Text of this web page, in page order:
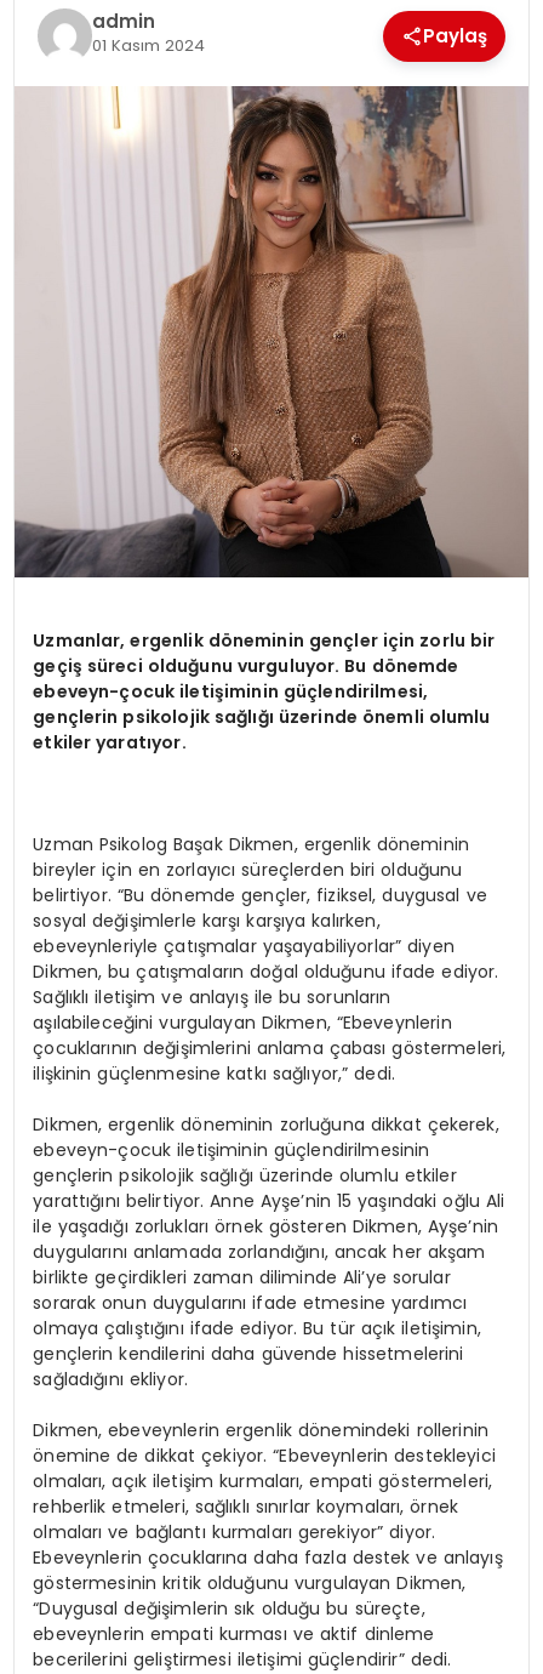
admin
01 Kasım 2024 Paylaş
Uzmanlar, ergenlik döneminin gençler için zorlu bir
geçiş süreci olduğunu vurguluyor. Bu dönemde
ebeveyn-çocuk iletişiminin güçlendirilmesi,
gençlerin psikolojik sağlığı üzerinde önemli olumlu
etkiler yaratıyor.
Uzman Psikolog Başak Dikmen, ergenlik döneminin
bireyler için en zorlayıcı süreçlerden biri olduğunu
belirtiyor. “Bu dönemde gençler, fiziksel, duygusal ve
sosyal değişimlerle karşı karşıya kalırken,
ebeveynleriyle çatışmalar yaşayabiliyorlar” diyen
Dikmen, bu çatışmaların doğal olduğunu ifade ediyor.
Sağlıklı iletişim ve anlayış ile bu sorunların
aşılabileceğini vurgulayan Dikmen, “Ebeveynlerin
çocuklarının değişimlerini anlama çabası göstermeleri,
ilişkinin güçlenmesine katkı sağlıyor,” dedi.
Dikmen, ergenlik döneminin zorluğuna dikkat çekerek,
ebeveyn-çocuk iletişiminin güçlendirilmesinin
gençlerin psikolojik sağlığı üzerinde olumlu etkiler
yarattığını belirtiyor. Anne Ayşe’nin 15 yaşındaki oğlu Ali
ile yaşadığı zorlukları örnek gösteren Dikmen, Ayşe’nin
duygularını anlamada zorlandığını, ancak her akşam
birlikte geçirdikleri zaman diliminde Ali’ye sorular
sorarak onun duygularını ifade etmesine yardımcı
olmaya çalıştığını ifade ediyor. Bu tür açık iletişimin,
gençlerin kendilerini daha güvende hissetmelerini
sağladığını ekliyor.
Dikmen, ebeveynlerin ergenlik dönemindeki rollerinin
önemine de dikkat çekiyor. “Ebeveynlerin destekleyici
olmaları, açık iletişim kurmaları, empati göstermeleri,
rehberlik etmeleri, sağlıklı sınırlar koymaları, örnek
olmaları ve bağlantı kurmaları gerekiyor” diyor.
Ebeveynlerin çocuklarına daha fazla destek ve anlayış
göstermesinin kritik olduğunu vurgulayan Dikmen,
“Duygusal değişimlerin sık olduğu bu süreçte,
ebeveynlerin empati kurması ve aktif dinleme
becerilerini geliştirmesi iletişimi güçlendirir” dedi.